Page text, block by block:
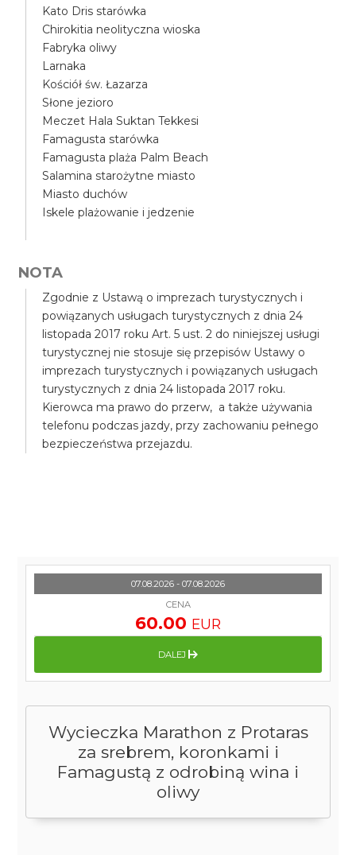
Kato Dris starówka
Chirokitia neolityczna wioska
Fabryka oliwy
Larnaka
Kościół św. Łazarza
Słone jezioro
Meczet Hala Suktan Tekkesi
Famagusta starówka
Famagusta plaża Palm Beach
Salamina starożytne miasto
Miasto duchów
Iskele plażowanie i jedzenie
NOTA
Zgodnie z Ustawą o imprezach turystycznych i
powiązanych usługach turystycznych z dnia 24
listopada 2017 roku Art. 5 ust. 2 do niniejszej usługi
turystycznej nie stosuje się przepisów Ustawy o
imprezach turystycznych i powiązanych usługach
turystycznych z dnia 24 listopada 2017 roku.
Kierowca ma prawo do przerw, a także używania
telefonu podczas jazdy, przy zachowaniu pełnego
bezpieczeństwa przejazdu.
Wycieczka Marathon z Protaras
za srebrem, koronkami i
Famagustą z odrobiną wina i
oliwy
07.08.2026 - 07.08.2026
CENA
60.00 EUR
DALEJ